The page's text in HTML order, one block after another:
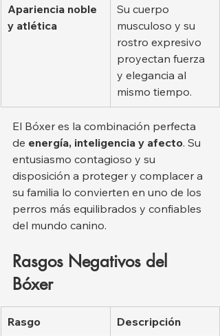
Apariencia noble
y atlética
Su cuerpo
musculoso y su
rostro expresivo
proyectan fuerza
y elegancia al
mismo tiempo.
El Bóxer es la combinación perfecta
de energía, inteligencia y afecto. Su
entusiasmo contagioso y su
disposición a proteger y complacer a
su familia lo convierten en uno de los
perros más equilibrados y confiables
del mundo canino.
Rasgos Negativos del
Bóxer
Rasgo Descripción